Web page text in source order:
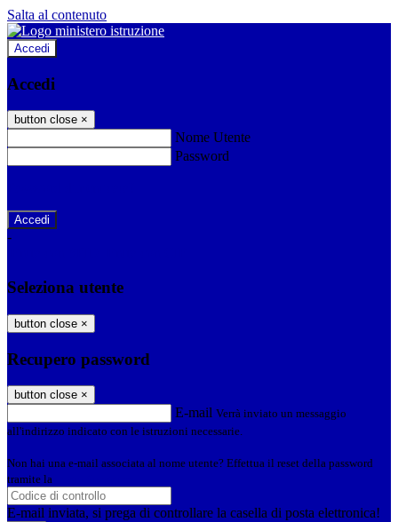
Salta al contenuto
Accedi
Accedi
button close ×
Nome Utente
Password
-
Seleziona utente
button close ×
Recupero password
button close ×
E-mail Verrà inviato un messaggio
all'indirizzo indicato con le istruzioni necessarie.
Non hai una e-mail associata al nome utente? Effettua il reset della password
tramite la
E-mail inviata, si prega di controllare la casella di posta elettronica!